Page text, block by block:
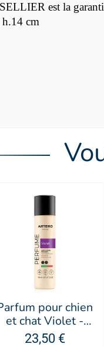
est la
cm
pour chien
et chat Violet -
Artero
23,50 €